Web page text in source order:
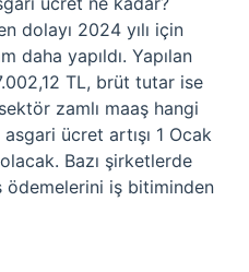
dolayı 2024 yılı için
daha yapıldı. Yapılan
TL, brüt tutar ise
zamlı maaş hangi
ücret artışı 1 Ocak
Bazı şirketlerde
ödemelerini iş bitiminden